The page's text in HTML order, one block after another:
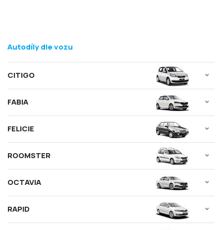
Autodíly dle vozu
CITIGO
FABIA
FELICIE
ROOMSTER
OCTAVIA
RAPID